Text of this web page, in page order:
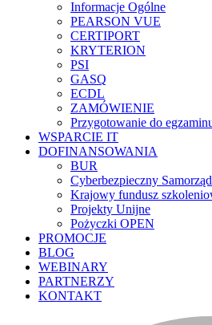
Informacje Ogólne
PEARSON VUE
CERTIPORT
KRYTERION
PSI
GASQ
ECDL
ZAMÓWIENIE
Przygotowanie do
WSPARCIE IT
DOFINANSOWANIA
BUR
Cyberbezpieczny Samorząd
Krajowy fundusz
Projekty Unijne
Pożyczki OPEN
PROMOCJE
BLOG
WEBINARY
PARTNERZY
KONTAKT